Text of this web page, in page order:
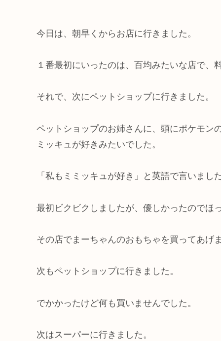
今日は、朝早くからお店に行きました。
１番最初にいったのは、百均みたいな店で、
それで、次にペットショップに行きました。
ペットショップのお姉さんに、頭にポケモン
ミッキュが好きみたいでした。
「私もミミッキュが好き」と英語で言いまし
最初ビクビクしましたが、優しかったのでほ
その店でまーちゃんのおもちゃを買ってあげ
次もペットショップに行きました。
でかかったけど何も買いませんでした。
次はスーパーに行きました。